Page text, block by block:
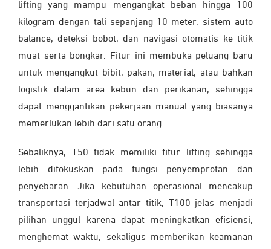
lifting yang mampu mengangkat beban hingga 100
kilogram dengan tali sepanjang 10 meter, sistem auto
balance, deteksi bobot, dan navigasi otomatis ke titik
muat serta bongkar. Fitur ini membuka peluang baru
untuk mengangkut bibit, pakan, material, atau bahkan
logistik dalam area kebun dan perikanan, sehingga
dapat menggantikan pekerjaan manual yang biasanya
memerlukan lebih dari satu orang.
Sebaliknya, T50 tidak memiliki fitur lifting sehingga
lebih difokuskan pada fungsi penyemprotan dan
penyebaran. Jika kebutuhan operasional mencakup
transportasi terjadwal antar titik, T100 jelas menjadi
pilihan unggul karena dapat meningkatkan efisiensi,
menghemat waktu, sekaligus memberikan keamanan